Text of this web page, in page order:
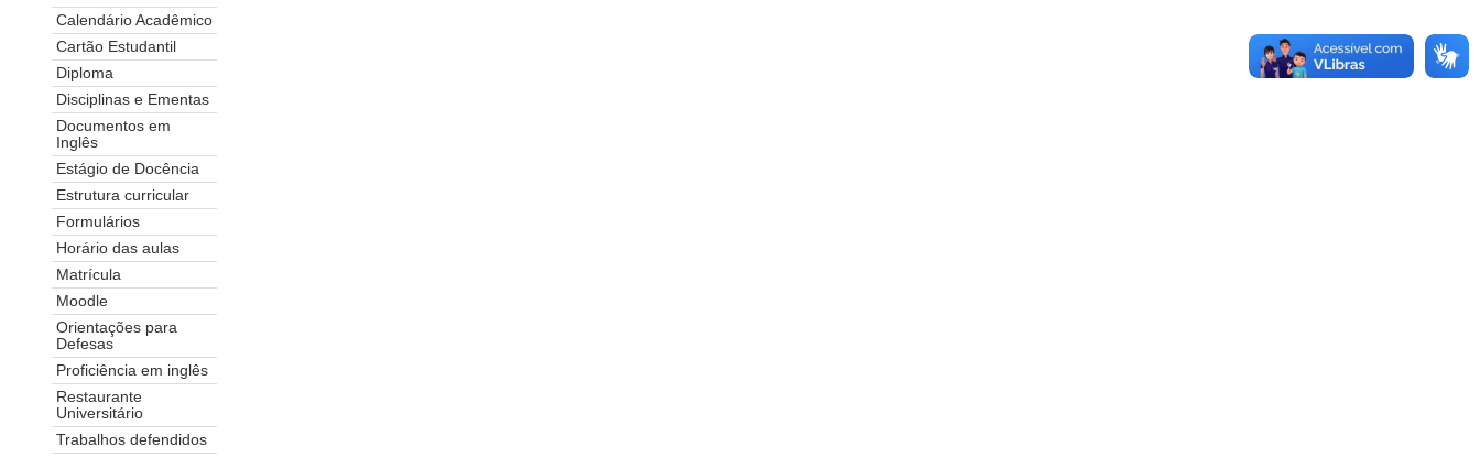
Calendário Acadêmico
Cartão Estudantil
Diploma
Disciplinas e Ementas
Documentos em
Inglês
Estágio de Docência
Estrutura curricular
Formulários
Horário das aulas
Matrícula
Moodle
Orientações para
Defesas
Proficiência em inglês
Restaurante
Universitário
Trabalhos defendidos